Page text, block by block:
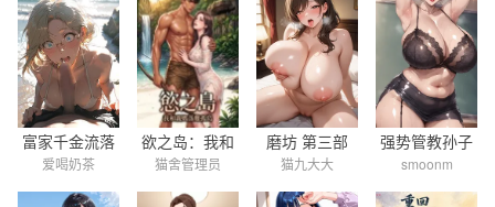
富家千金流落
海岛后
爱喝奶茶
欲之岛：我和
亲妈落难孤岛
猫舍管理员
磨坊 第三部
猫九大大
强势管教孙子
的奶奶反被孙
子管教了
smoonm